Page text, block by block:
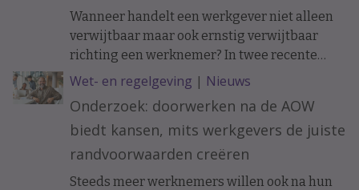
Wanneer handelt een werkgever niet alleen
verwijtbaar maar ook ernstig verwijtbaar
richting een werknemer? In twee recente
uitspraken werd de arbeidsovereenkomst
ontbonden op initiatief van de werknemer. In
het ene geval moest de werkgever een forse
billijke vergoeding betalen, in het andere
geval hoefde dat niet.
Wet- en regelgeving | Nieuws
Onderzoek: doorwerken na de AOW
biedt kansen, mits werkgevers de juiste
randvoorwaarden creëren
Steeds meer werknemers willen ook na hun